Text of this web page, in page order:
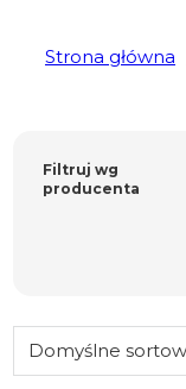
Strona główna
Filtruj wg
producenta